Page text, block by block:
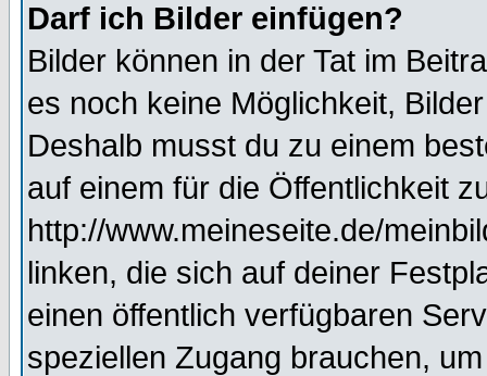
Darf ich Bilder einfügen?
Bilder können in der Tat im
es noch keine Möglichkeit,
Deshalb musst du zu einem
auf einem für die Öffentlichkeit
http://www.meineseite.de/
linken, die sich auf deiner
einen öffentlich verfügbaren
speziellen Zugang brauchen,